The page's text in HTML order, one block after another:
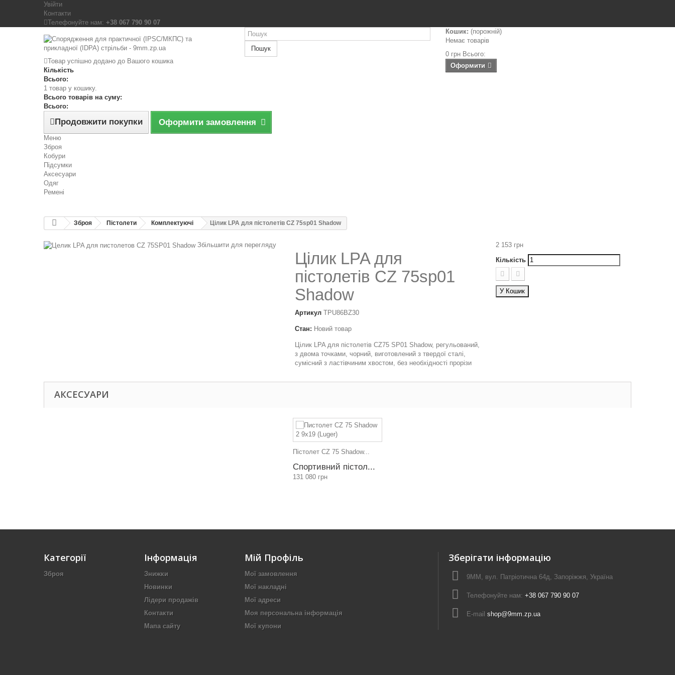
Увійти
Контакти
Телефонуйте нам: +38 067 790 90 07
Пошук
Кошик: (порожній)
Немає товарів
0 грн Всього:
Оформити
Товар успішно додано до Вашого кошика
Кількість
Всього:
1 товар у кошику.
Всього товарів на суму:
Всього:
Продовжити покупки Оформити замовлення
Меню
Зброя
Кобури
Підсумки
Аксесуари
Одяг
Ремені
Зброя Пістолети Комплектуючі Цілик LPA для пістолетів CZ 75sp01 Shadow
Збільшити для перегляду
Цілик LPA для
пістолетів CZ 75sp01
Shadow
Артикул TPU86BZ30
Стан: Новий товар
Цілик LPA для пістолетів CZ75 SP01 Shadow, регульований,
з двома точками, чорний, виготовлений з твердої сталі,
сумісний з ластівчиним хвостом, без необхідності прорізи
2 153 грн
Кількість
У Кошик
АКСЕСУАРИ
Пістолет CZ 75 Shadow...
Спортивний пістол...
131 080 грн
Категорії
Зброя
Інформація
Знижки
Новинки
Лідери продажів
Контакти
Мапа сайту
Мій Профіль
Мої замовлення
Мої накладні
Мої адреси
Моя персональна інформація
Мої купони
Зберігати інформацію
9ММ, вул. Патріотична 64д, Запоріжжя, Україна
Телефонуйте нам: +38 067 790 90 07
E-maіl shop@9mm.zp.ua